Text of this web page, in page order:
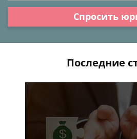
Спросить
Последние